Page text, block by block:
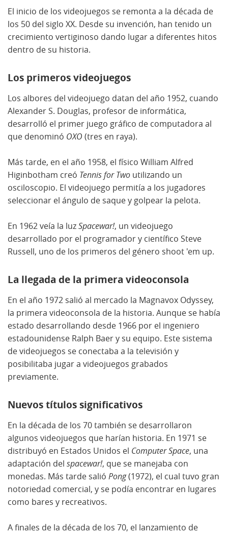
El inicio de los videojuegos se remonta a la década de
los 50 del siglo XX. Desde su invención, han tenido un
crecimiento vertiginoso dando lugar a diferentes hitos
dentro de su historia.
Los primeros videojuegos
Los albores del videojuego datan del año 1952, cuando
Alexander S. Douglas, profesor de informática,
desarrolló el primer juego gráfico de computadora al
que denominó OXO (tres en raya).
Más tarde, en el año 1958, el físico William Alfred
Higinbotham creó Tennis for Two utilizando un
osciloscopio. El videojuego permitía a los jugadores
seleccionar el ángulo de saque y golpear la pelota.
En 1962 veía la luzSpacewar!, un videojuego
desarrollado por el programador y científico Steve
Russell, uno de los primeros del género shoot 'em up.
La llegada de la primera videoconsola
En el año 1972 salió al mercado la Magnavox Odyssey,
la primera videoconsola de la historia. Aunque se había
estado desarrollando desde 1966 por el ingeniero
estadounidense Ralph Baer y su equipo. Este sistema
de videojuegos se conectaba a la televisión y
posibilitaba jugar a videojuegos grabados
previamente.
Nuevos títulos significativos
En la década de los 70 también se desarrollaron
algunos videojuegos que harían historia. En 1971 se
distribuyó en Estados Unidos el Computer Space, una
adaptación del spacewar!, que se manejaba con
monedas. Más tarde salió Pong(1972), el cual tuvo gran
notoriedad comercial, y se podía encontrar en lugares
como bares y recreativos.
A finales de la década de los 70, el lanzamiento de